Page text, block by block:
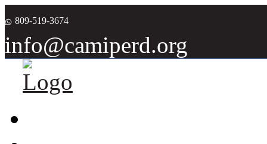
809-519-3674
info@camiperd.org